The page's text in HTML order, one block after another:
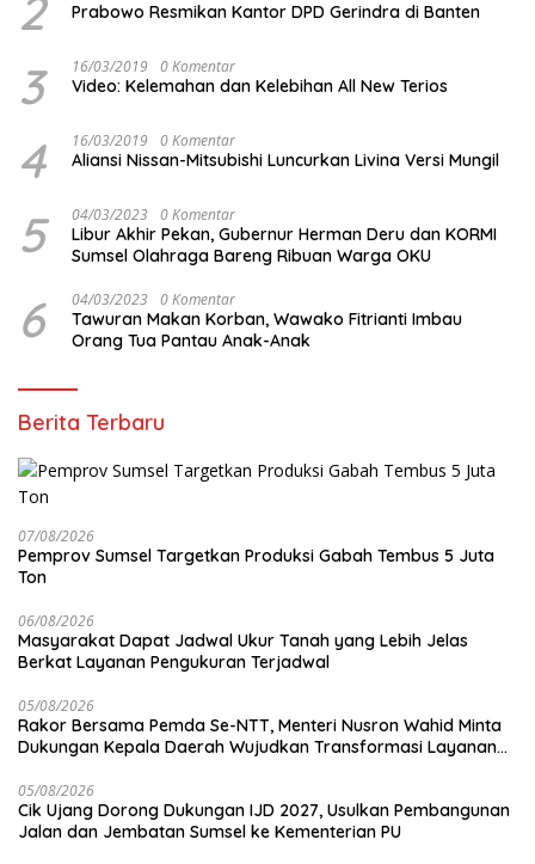
2 Prabowo Resmikan Kantor DPD Gerindra di Banten
3 16/03/2019 0 Komentar
Video: Kelemahan dan Kelebihan All New Terios
4 16/03/2019 0 Komentar
Aliansi Nissan-Mitsubishi Luncurkan Livina Versi Mungil
5 04/03/2023 0 Komentar
Libur Akhir Pekan, Gubernur Herman Deru dan KORMI
Sumsel Olahraga Bareng Ribuan Warga OKU
6 04/03/2023 0 Komentar
Tawuran Makan Korban, Wawako Fitrianti Imbau
Orang Tua Pantau Anak-Anak
Berita Terbaru
07/08/2026
Pemprov Sumsel Targetkan Produksi Gabah Tembus 5 Juta
Ton
06/08/2026
Masyarakat Dapat Jadwal Ukur Tanah yang Lebih Jelas
Berkat Layanan Pengukuran Terjadwal
05/08/2026
Rakor Bersama Pemda Se-NTT, Menteri Nusron Wahid Minta
Dukungan Kepala Daerah Wujudkan Transformasi Layanan
05/08/2026
Cik Ujang Dorong Dukungan IJD 2027, Usulkan Pembangunan
Jalan dan Jembatan Sumsel ke Kementerian PU